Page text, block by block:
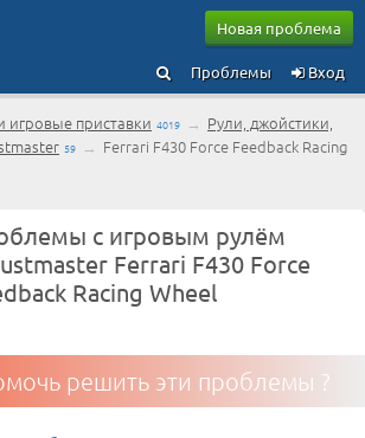
Новая проблема
Вход
Проблемы
игровые приставки 4019 → Рули, джойстики,
59 → Ferrari F430 Force Feedback Racing
с игровым рулём
Ferrari F430 Force
Racing Wheel
решить эти проблемы ?